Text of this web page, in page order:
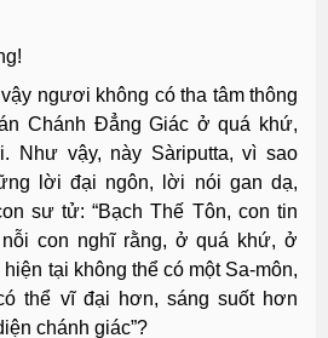
ngươi không có tha tâm thông
Chánh Đẳng Giác ở quá khứ,
Như vậy, này Sàriputta, vì sao
lời đại ngôn, lời nói gan dạ,
sư tử: “Bạch Thế Tôn, con tin
con nghĩ rằng, ở quá khứ, ở
tại không thể có một Sa-môn,
thể vĩ đại hơn, sáng suốt hơn
chánh giác”?